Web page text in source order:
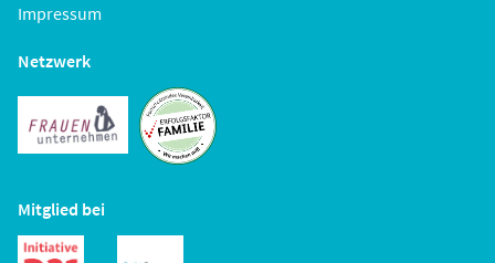
Impressum
Netzwerk
Mitglied bei